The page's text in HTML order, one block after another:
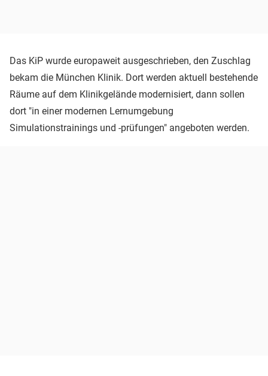
Das KiP wurde europaweit ausgeschrieben, den Zuschlag
bekam die München Klinik. Dort werden aktuell bestehende
Räume auf dem Klinikgelände modernisiert, dann sollen
dort "in einer modernen Lernumgebung
Simulationstrainings und -prüfungen" angeboten werden.